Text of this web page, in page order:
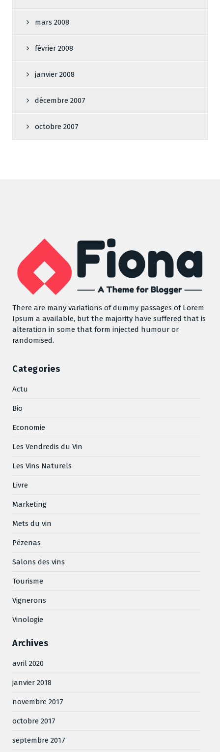
mars 2008
février 2008
janvier 2008
décembre 2007
octobre 2007
There are many variations of dummy passages of Lorem
Ipsum a available, but the majority have suffered that is
alteration in some that form injected humour or
randomised.
Categories
Actu
Bio
Economie
Les Vendredis du Vin
Les Vins Naturels
Livre
Marketing
Mets du vin
Pézenas
Salons des vins
Tourisme
Vignerons
Vinologie
Archives
avril 2020
janvier 2018
novembre 2017
octobre 2017
septembre 2017